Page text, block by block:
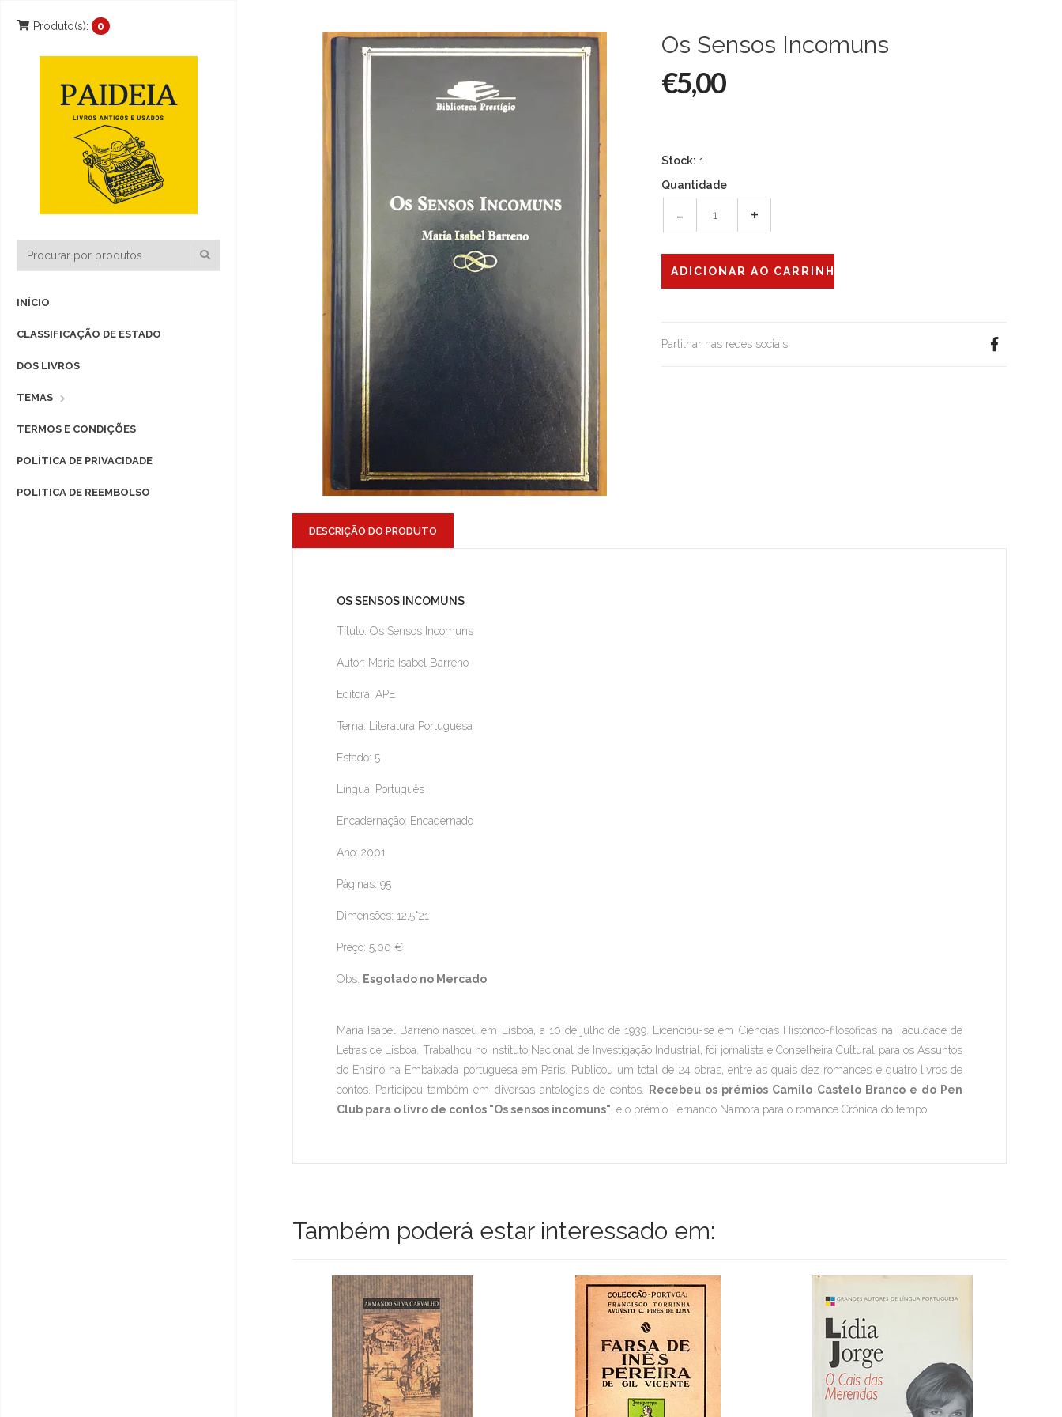
Produto(s): 0
INÍCIO
CLASSIFICAÇÃO DE ESTADO
DOS LIVROS
TEMAS
TERMOS E CONDIÇÕES
POLÍTICA DE PRIVACIDADE
POLITICA DE REEMBOLSO
Os Sensos Incomuns
€5,00
Stock: 1
Quantidade
- +
Partilhar nas redes sociais
DESCRIÇÃO DO PRODUTO
OS SENSOS INCOMUNS
Título: Os Sensos Incomuns
Autor: Maria Isabel Barreno
Editora: APE
Tema: Literatura Portuguesa
Estado: 5
Língua: Português
Encadernação: Encadernado
Ano: 2001
Páginas: 95
Dimensões: 12,5*21
Preço: 5,00 €
Obs. Esgotado no Mercado
Maria Isabel Barreno nasceu em Lisboa, a 10 de julho de 1939. Licenciou-se em Ciências Histórico-filosóficas na Faculdade de
Letras de Lisboa. Trabalhou no Instituto Nacional de Investigação Industrial, foi jornalista e Conselheira Cultural para os Assuntos
do Ensino na Embaixada portuguesa em Paris. Publicou um total de 24 obras, entre as quais dez romances e quatro livros de
contos. Participou também em diversas antologias de contos. Recebeu os prémios Camilo Castelo Branco e do Pen
Club para o livro de contos "Os sensos incomuns" , e o prémio Fernando Namora para o romance Crónica do tempo.
Também poderá estar interessado em: